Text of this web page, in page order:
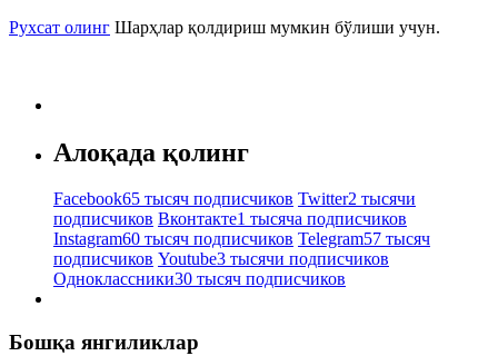
Рухсат олинг Шарҳлар қолдириш мумкин бўлиши учун.
Алоқада қолинг
Facebook65 тысяч подписчиков Twitter2 тысячи
подписчиков Вконтакте1 тысяча подписчиков
Instagram60 тысяч подписчиков Telegram57 тысяч
подписчиков Youtube3 тысячи подписчиков
Одноклассники30 тысяч подписчиков
Бошқа янгиликлар